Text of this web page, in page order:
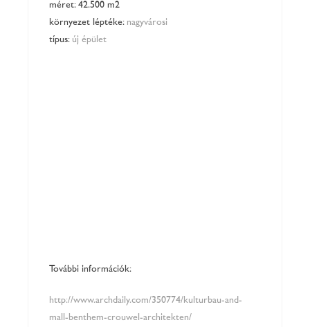
méret: 42.500 m2
környezet léptéke: nagyvárosi
típus: új épület
További információk:
http://www.archdaily.com/350774/kulturbau-and-
mall-benthem-crouwel-architekten/